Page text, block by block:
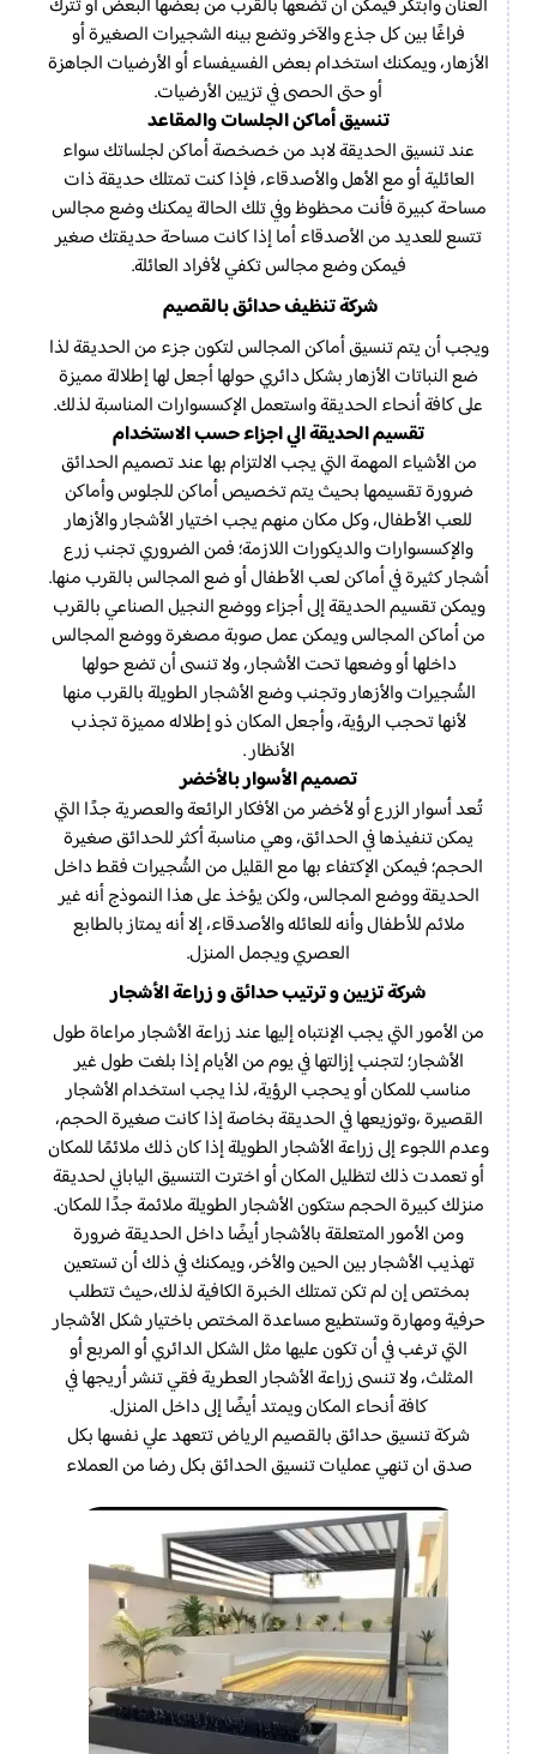
العنان وابتكر فيمكن أن تضعها بالقرب من بعضها البعض أو تترك
فراغًا بين كل جذع والآخر وتضع بينه الشجيرات الصغيرة أو
الأزهار، ويمكنك استخدام بعض الفسيفساء أو الأرضيات الجاهزة
أو حتى الحصى في تزيين الأرضيات.
تنسيق أماكن الجلسات والمقاعد
عند تنسيق الحديقة لابد من خصخصة أماكن لجلساتك سواء
العائلية أو مع الأهل والأصدقاء، فإذا كنت تمتلك حديقة ذات
مساحة كبيرة فأنت محظوظ وفي تلك الحالة يمكنك وضع مجالس
تتسع للعديد من الأصدقاء أما إذا كانت مساحة حديقتك صغير
فيمكن وضع مجالس تكفي لأفراد العائلة.
شركة تنظيف حدائق بالقصيم
ويجب أن يتم تنسيق أماكن المجالس لتكون جزء من الحديقة لذا
ضع النباتات الأزهار بشكل دائري حولها أجعل لها إطلالة مميزة
على كافة أنحاء الحديقة واستعمل الإكسسوارات المناسبة لذلك.
تقسيم الحديقة الي اجزاء حسب الاستخدام
من الأشياء المهمة التي يجب الالتزام بها عند تصميم الحدائق
ضرورة تقسيمها بحيث يتم تخصيص أماكن للجلوس وأماكن
للعب الأطفال، وكل مكان منهم يجب اختيار الأشجار والأزهار
والإكسسوارات والديكورات اللازمة؛ فمن الضروري تجنب زرع
أشجار كثيرة في أماكن لعب الأطفال أو ضع المجالس بالقرب منها.
ويمكن تقسيم الحديقة إلى أجزاء ووضع النجيل الصناعي بالقرب
من أماكن المجالس ويمكن عمل صوبة مصغرة ووضع المجالس
داخلها أو وضعها تحت الأشجار، ولا تنسى أن تضع حولها
الشُجيرات والأزهار وتجنب وضع الأشجار الطويلة بالقرب منها
لأنها تحجب الرؤية، وأجعل المكان ذو إطلاله مميزة تجذب
الأنظار .
تصميم الأسوار بالأخضر
تُعد أسوار الزرع أو لأخضر من الأفكار الرائعة والعصرية جدًا التي
يمكن تنفيذها في الحدائق، وهي مناسبة أكثر للحدائق صغيرة
الحجم؛ فيمكن الإكتفاء بها مع القليل من الشُجيرات فقط داخل
الحديقة ووضع المجالس، ولكن يؤخذ على هذا النموذج أنه غير
ملائم للأطفال وأنه للعائله والأصدقاء، إلا أنه يمتاز بالطابع
العصري ويجمل المنزل.
شركة تزيين و ترتيب حدائق و زراعة الأشجار
من الأمور التي يجب الإنتباه إليها عند زراعة الأشجار مراعاة طول
الأشجار؛ لتجنب إزالتها في يوم من الأيام إذا بلغت طول غير
مناسب للمكان أو يحجب الرؤية، لذا يجب استخدام الأشجار
القصيرة ،وتوزيعها في الحديقة بخاصة إذا كانت صغيرة الحجم،
وعدم اللجوء إلى زراعة الأشجار الطويلة إذا كان ذلك ملائمًا للمكان
أو تعمدت ذلك لتظليل المكان أو اخترت التنسيق الياباني لحديقة
منزلك كبيرة الحجم ستكون الأشجار الطويلة ملائمة جدًا للمكان.
ومن الأمور المتعلقة بالأشجار أيضًا داخل الحديقة ضرورة
تهذيب الأشجار بين الحين والأخر، ويمكنك في ذلك أن تستعين
بمختص إن لم تكن تمتلك الخبرة الكافية لذلك،حيث تتطلب
حرفية ومهارة وتستطيع مساعدة المختص باختيار شكل الأشجار
التي ترغب في أن تكون عليها مثل الشكل الدائري أو المربع أو
المثلث، ولا تنسى زراعة الأشجار العطرية فقي تنشر أريجها في
كافة أنحاء المكان ويمتد أيضًا إلى داخل المنزل.
شركة تنسيق حدائق بالقصيم الرياض تتعهد علي نفسها بكل
صدق ان تنهي عمليات تنسيق الحدائق بكل رضا من العملاء